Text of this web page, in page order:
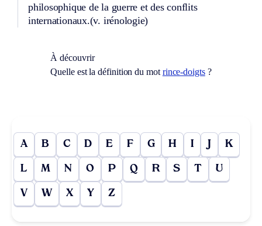
philosophique de la guerre et des conflits
internationaux.(v. irénologie)
À découvrir
Quelle est la définition du mot rince-doigts?
A B C D E F G H I J K
L M N O P Q R S T U
V W X Y Z